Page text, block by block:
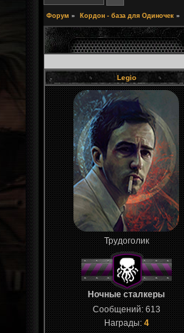
Форум » Кордон - база для Одиночек »
Legio
Трудоголик
Ночные сталкеры
Сообщений: 613
Награды: 4